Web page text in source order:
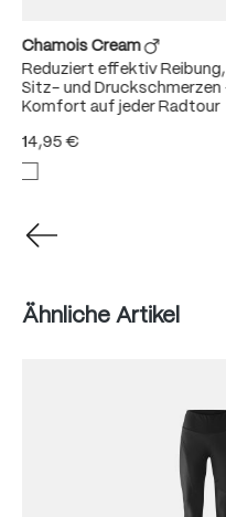
Chamois Cream
Reduziert effektiv
Sitz- und Druckschmerzen
Komfort auf jeder Radtour
14,95 €
Produktgalerie überspringen
Ähnliche Artikel